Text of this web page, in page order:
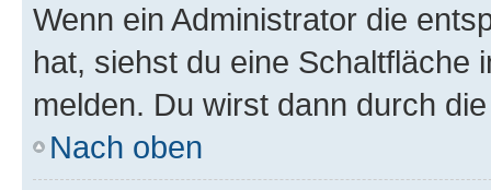
Wenn ein Administrator die
hat, siehst du eine Schaltfläche
melden. Du wirst dann durch
Nach oben